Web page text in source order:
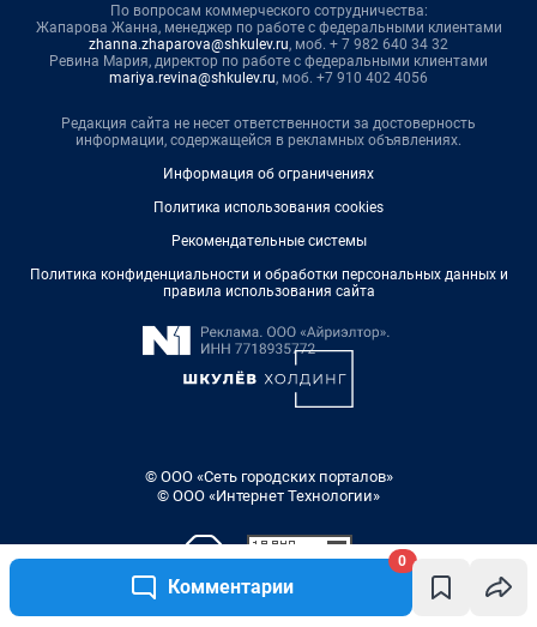
Комментарии
0
По вопросам коммерческого сотрудничества:
Жапарова Жанна, менеджер по работе с федеральными клиентами
zhanna.zhaparova@shkulev.ru, моб. + 7 982 640 34 32
Ревина Мария, директор по работе с федеральными клиентами
mariya.revina@shkulev.ru, моб. +7 910 402 4056
Редакция сайта не несет ответственности за достоверность
информации, содержащейся в рекламных объявлениях.
Информация об ограничениях
Политика использования cookies
Рекомендательные системы
Политика конфиденциальности и обработки персональных данных и
правила использования сайта
© ООО «Сеть городских порталов»
© ООО «Интернет Технологии»